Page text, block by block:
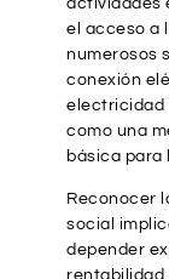
actividades
el acceso a
numerosos
conexión
electricidad
como una
básica para
Reconocer
social
depender
rentabilidad